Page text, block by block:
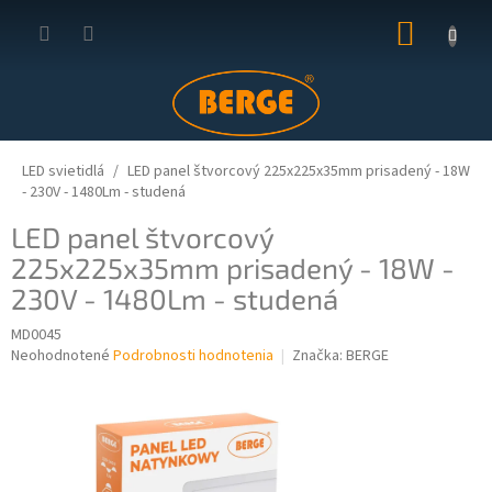
KOŠÍK
LED svietidlá
LED panel štvorcový 225x225x35mm prisadený - 18W
- 230V - 1480Lm - studená
LED panel štvorcový
225x225x35mm prisadený - 18W -
230V - 1480Lm - studená
MD0045
Priemerné
Neohodnotené Podrobnosti hodnotenia Značka: BERGE